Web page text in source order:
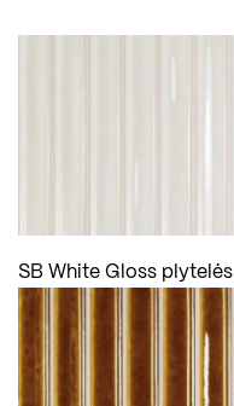
SB White Gloss plytelės